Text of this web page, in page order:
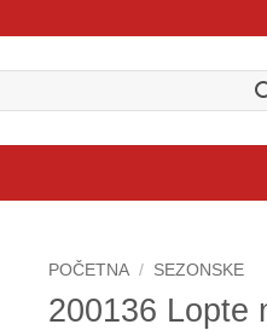
POČETNA / SEZONSKE
200136 Lopte